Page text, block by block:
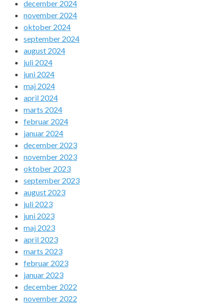
december 2024
november 2024
oktober 2024
september 2024
august 2024
juli 2024
juni 2024
maj 2024
april 2024
marts 2024
februar 2024
januar 2024
december 2023
november 2023
oktober 2023
september 2023
august 2023
juli 2023
juni 2023
maj 2023
april 2023
marts 2023
februar 2023
januar 2023
december 2022
november 2022